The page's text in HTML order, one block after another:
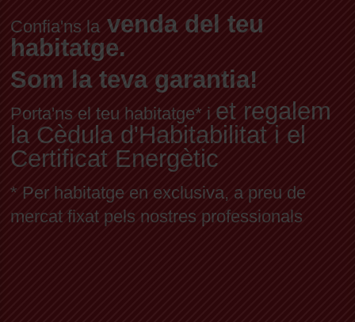
Confia'ns la venda del teu
habitatge.
Som la teva garantia!
Porta'ns el teu habitatge* i et regalem
la Cèdula d'Habitabilitat i el
Certificat Energètic
* Per habitatge en exclusiva, a preu de
mercat fixat pels nostres professionals